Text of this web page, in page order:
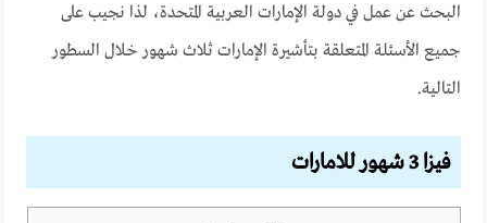
البحث عن عمل في دولة الإمارات العربية المتحدة، لذا نجيب على
جميع الأسئلة المتعلقة بتأشيرة الإمارات ثلاث شهور خلال السطور
التالية.
فيزا 3 شهور للامارات